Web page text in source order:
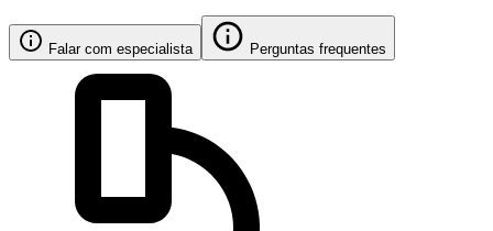
Falar com especialista Perguntas frequentes